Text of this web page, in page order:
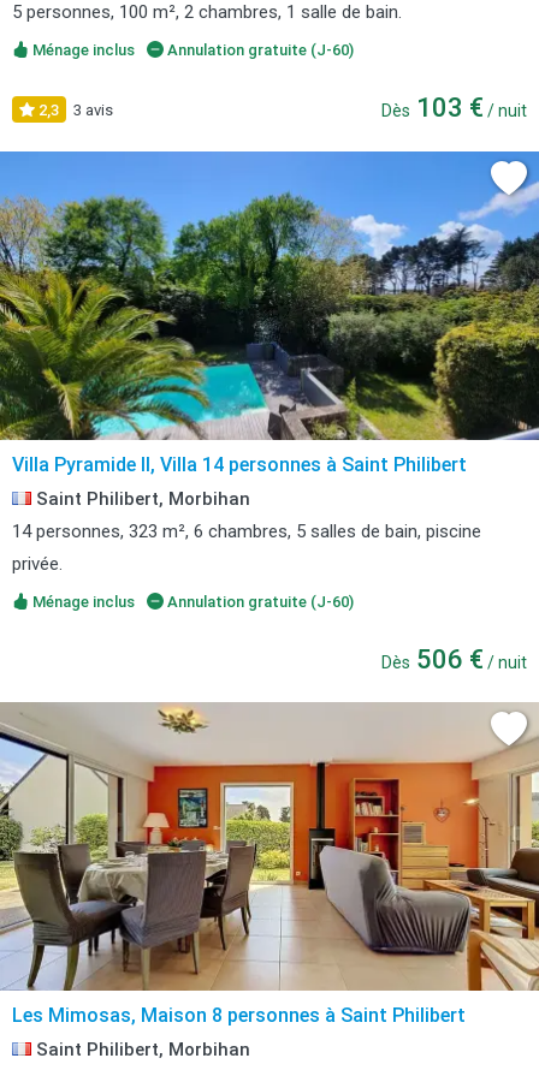
5 personnes, 100 m², 2 chambres, 1 salle de bain.
Ménage inclus Annulation gratuite (J-60)
2,3 3 avis Dès 103 € / nuit
Villa Pyramide II, Villa 14 personnes à Saint Philibert
Saint Philibert, Morbihan
14 personnes, 323 m², 6 chambres, 5 salles de bain, piscine
privée.
Ménage inclus Annulation gratuite (J-60)
Dès 506 € / nuit
Les Mimosas, Maison 8 personnes à Saint Philibert
Saint Philibert, Morbihan